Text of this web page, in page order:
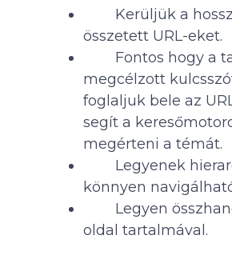
Kerüljük a
összetett URL-eket.
Fontos hogy a
megcélzott
foglaljuk bele az
segít a
megérteni a témát.
Legyenek
könnyen
Legyen
oldal tartalmával.